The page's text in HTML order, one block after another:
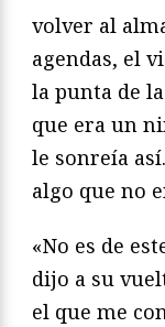
volver al
agendas, el
la punta de
que era un
le sonreía
algo que no
«No es de
dijo a su
el que me